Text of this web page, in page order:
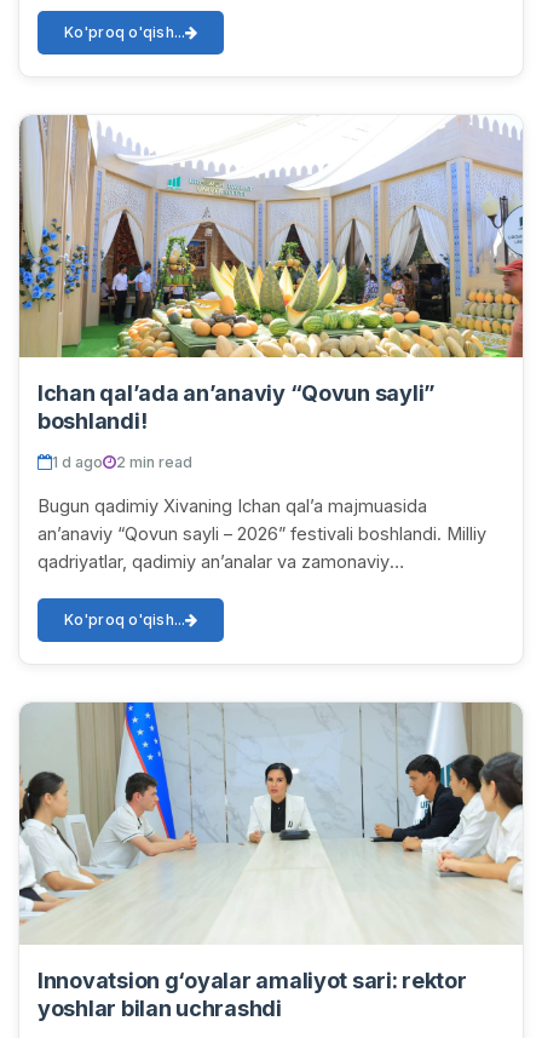
Ko'proq o'qish...
Ichan qal’ada an’anaviy “Qovun sayli”
boshlandi!
1 d ago 2 min read
Bugun qadimiy Xivaning Ichan qal’a majmuasida
an’anaviy “Qovun sayli – 2026” festivali boshlandi. Milliy
qadriyatlar, qadimiy an’analar va zamonaviy
Ko'proq o'qish...
Innovatsion g‘oyalar amaliyot sari: rektor
yoshlar bilan uchrashdi